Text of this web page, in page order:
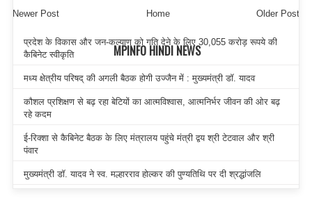
Newer Post Older Post
Home
MPINFO HINDI NEWS
प्रदेश के विकास और जन-कल्याण को गति देने के लिए 30,055 करोड़ रूपये की
कैबिनेट स्वीकृति
मध्य क्षेत्रीय परिषद् की अगली बैठक होगी उज्जैन में : मुख्यमंत्री डॉ. यादव
कौशल प्रशिक्षण से बढ़ रहा बेटियों का आत्मविश्वास, आत्मनिर्भर जीवन की ओर बढ़
रहे कदम
ई-रिक्शा से कैबिनेट बैठक के लिए मंत्रालय पहुंचे मंत्री द्वय श्री टेटवाल और श्री
पंवार
मुख्यमंत्री डॉ. यादव ने स्व. मल्हारराव होल्कर की पुण्यतिथि पर दी श्रद्धांजलि